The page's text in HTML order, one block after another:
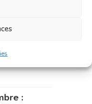
:
: